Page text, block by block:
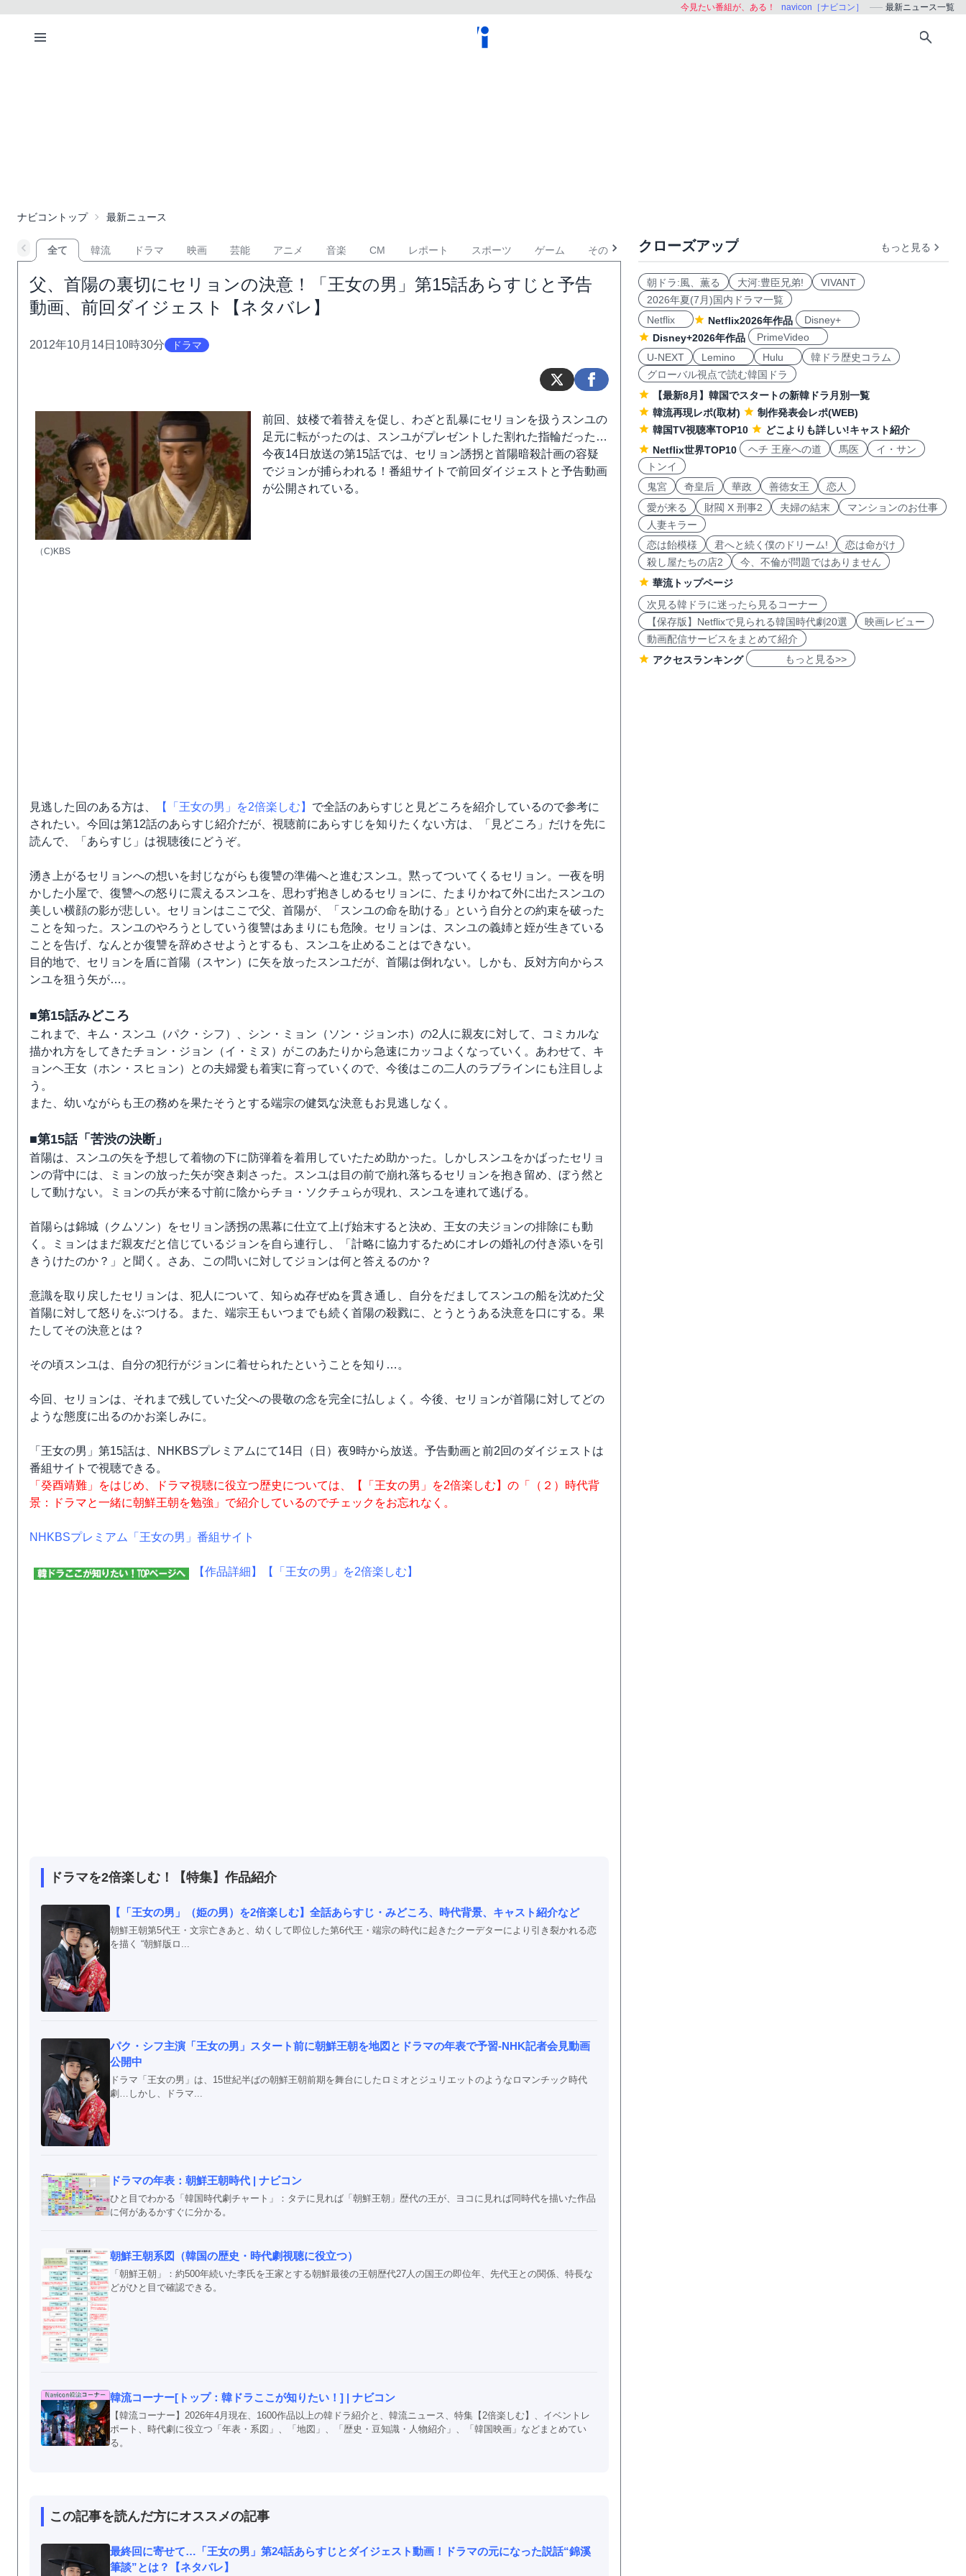
今見たい番組が、ある！ navicon［ナビコン］ 最新ニュース一覧
ナビコントップ 最新ニュース
全て 韓流 ドラマ 映画 芸能 アニメ 音楽 CM レポート スポーツ ゲーム その他
父、首陽の裏切にセリョンの決意！「王女の男」第15話あらすじと予告
動画、前回ダイジェスト【ネタバレ】
2012年10月14日10時30分 ドラマ
（C)KBS
前回、妓楼で着替えを促し、わざと乱暴にセリョンを扱うスンユの
足元に転がったのは、スンユがプレゼントした割れた指輪だった…
今夜14日放送の第15話では、セリョン誘拐と首陽暗殺計画の容疑
でジョンが捕らわれる！番組サイトで前回ダイジェストと予告動画
が公開されている。
見逃した回のある方は、 【「王女の男」を2倍楽しむ】 で全話のあらすじと見どころを紹介しているので参考に
されたい。今回は第12話のあらすじ紹介だが、視聴前にあらすじを知りたくない方は、「見どころ」だけを先に
読んで、「あらすじ」は視聴後にどうぞ。
湧き上がるセリョンへの想いを封じながらも復讐の準備へと進むスンユ。黙ってついてくるセリョン。一夜を明
かした小屋で、復讐への怒りに震えるスンユを、思わず抱きしめるセリョンに、たまりかねて外に出たスンユの
美しい横顔の影が悲しい。セリョンはここで父、首陽が、「スンユの命を助ける」という自分との約束を破った
ことを知った。スンユのやろうとしていう復讐はあまりにも危険。セリョンは、スンユの義姉と姪が生きている
ことを告げ、なんとか復讐を辞めさせようとするも、スンユを止めることはできない。
目的地で、セリョンを盾に首陽（スヤン）に矢を放ったスンユだが、首陽は倒れない。しかも、反対方向からス
ンユを狙う矢が…。
■第15話みどころ
これまで、キム・スンユ（パク・シフ）、シン・ミョン（ソン・ジョンホ）の2人に親友に対して、コミカルな
描かれ方をしてきたチョン・ジョン（イ・ミヌ）がこのあたりから急速にカッコよくなっていく。あわせて、キ
ョンヘ王女（ホン・スヒョン）との夫婦愛も着実に育っていくので、今後はこの二人のラブラインにも注目しよ
う。
また、幼いながらも王の務めを果たそうとする端宗の健気な決意もお見逃しなく。
■第15話「苦渋の決断」
首陽は、スンユの矢を予想して着物の下に防弾着を着用していたため助かった。しかしスンユをかばったセリョ
ンの背中には、ミョンの放った矢が突き刺さった。スンユは目の前で崩れ落ちるセリョンを抱き留め、ぼう然と
して動けない。ミョンの兵が来る寸前に陰からチョ・ソクチュらが現れ、スンユを連れて逃げる。
首陽らは錦城（クムソン）をセリョン誘拐の黒幕に仕立て上げ始末すると決め、王女の夫ジョンの排除にも動
く。ミョンはまだ親友だと信じているジョンを自ら連行し、「計略に協力するためにオレの婚礼の付き添いを引
きうけたのか？」と聞く。さあ、この問いに対してジョンは何と答えるのか？
意識を取り戻したセリョンは、犯人について、知らぬ存ぜぬを貫き通し、自分をだましてスンユの船を沈めた父
首陽に対して怒りをぶつける。また、端宗王もいつまでも続く首陽の殺戮に、とうとうある決意を口にする。果
たしてその決意とは？
その頃スンユは、自分の犯行がジョンに着せられたということを知り…。
今回、セリョンは、それまで残していた父への畏敬の念を完全に払しょく。今後、セリョンが首陽に対してどの
ような態度に出るのかお楽しみに。
「王女の男」第15話は、NHKBSプレミアムにて14日（日）夜9時から放送。予告動画と前2回のダイジェストは
番組サイトで視聴できる。
「癸酉靖難」をはじめ、ドラマ視聴に役立つ歴史については、【「王女の男」を2倍楽しむ】の「（２）時代背
景：ドラマと一緒に朝鮮王朝を勉強」で紹介しているのでチェックをお忘れなく。
NHKBSプレミアム「王女の男」番組サイト
【作品詳細】 【「王女の男」を2倍楽しむ】
ドラマを2倍楽しむ！【特集】作品紹介
【「王女の男」（姫の男）を2倍楽しむ】全話あらすじ・みどころ、時代背景、キャスト紹介など
朝鮮王朝第5代王・文宗亡きあと、幼くして即位した第6代王・端宗の時代に起きたクーデターにより引き裂かれる恋
を描く “朝鮮版ロ...
パク・シフ主演「王女の男」スタート前に朝鮮王朝を地図とドラマの年表で予習-NHK記者会見動画
公開中
ドラマ「王女の男」は、15世紀半ばの朝鮮王朝前期を舞台にしたロミオとジュリエットのようなロマンチック時代
劇…しかし、ドラマ...
ドラマの年表：朝鮮王朝時代 | ナビコン
ひと目でわかる「韓国時代劇チャート」：タテに見れば「朝鮮王朝」歴代の王が、ヨコに見れば同時代を描いた作品
に何があるかすぐに分かる。
朝鮮王朝系図（韓国の歴史・時代劇視聴に役立つ）
「朝鮮王朝」：約500年続いた李氏を王家とする朝鮮最後の王朝歴代27人の国王の即位年、先代王との関係、特長な
どがひと目で確認できる。
韓流コーナー[トップ：韓ドラここが知りたい！] | ナビコン
【韓流コーナー】2026年4月現在、1600作品以上の韓ドラ紹介と、韓流ニュース、特集【2倍楽しむ】、イベントレ
ポート、時代劇に役立つ「年表・系図」、「地図」、「歴史・豆知識・人物紹介」、「韓国映画」などまとめてい
る。
この記事を読んだ方にオススメの記事
最終回に寄せて…「王女の男」第24話あらすじとダイジェスト動画！ドラマの元になった説話“錦溪
筆談”とは？【ネタバレ】
クローズアップ もっと見る
朝ドラ:風、薫る 大河:豊臣兄弟!
VIVANT
2026年夏(7月)国内ドラマ一覧
Netflix
Netflix2026年作品
Disney+
Disney+2026年作品
PrimeVideo
U-NEXT
Lemino Hulu
韓ドラ歴史コラム
グローバル視点で読む韓国ドラ
【最新8月】韓国でスタートの新韓ドラ月別一覧
韓流再現レポ(取材)
制作発表会レポ(WEB)
韓国TV視聴率TOP10
どこよりも詳しい!キャスト紹介
Netflix世界TOP10
ヘチ 王座への道 馬医
イ・サン
トンイ
鬼宮
奇皇后 華政 善徳女王
恋人
愛が来る
財閥 X 刑事2 夫婦の結末
マンションのお仕事
人妻キラー
恋は飴模様
君へと続く僕のドリーム!
恋は命がけ
殺し屋たちの店2
今、不倫が問題ではありません
華流トップページ
次見る韓ドラに迷ったら見るコーナー
【保存版】Netflixで見られる韓国時代劇20選
映画レビュー
動画配信サービスをまとめて紹介
アクセスランキング
もっと見る>>